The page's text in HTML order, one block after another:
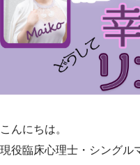
こんにちは。
現役臨床心理士・シングル